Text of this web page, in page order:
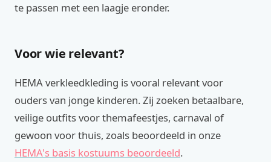
te passen met een laagje eronder.
Voor wie relevant?
HEMA verkleedkleding is vooral relevant voor
ouders van jonge kinderen. Zij zoeken betaalbare,
veilige outfits voor themafeestjes, carnaval of
gewoon voor thuis, zoals beoordeeld in onze
HEMA's basis kostuums beoordeeld.